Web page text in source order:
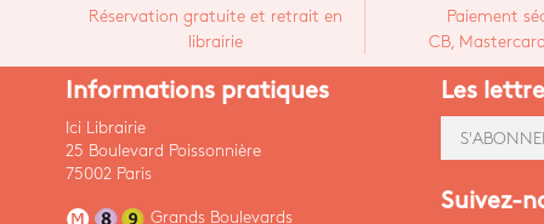
Réservation gratuite et retrait en
librairie
Paiement
CB,
Informations pratiques
Ici Librairie
25 Boulevard Poissonnière
75002 Paris
Grands Boulevards
Les
Suivez-